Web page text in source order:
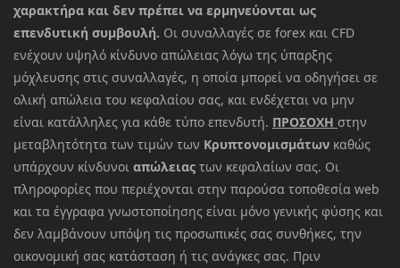
χαρακτήρα και δεν πρέπει να ερμηνεύονται ως
επενδυτική συμβουλή. Οι συναλλαγές σε forex και CFD
ενέχουν υψηλό κίνδυνο απώλειας λόγω της ύπαρξης
μόχλευσης στις συναλλαγές, η οποία μπορεί να οδηγήσει σε
ολική απώλεια του κεφαλαίου σας, και ενδέχεται να μην
είναι κατάλληλες για κάθε τύπο επενδυτή. ΠΡΟΣΟΧΗ στην
μεταβλητότητα των τιμών των Κρυπτονομισμάτων καθώς
υπάρχουν κίνδυνοι απώλειας των κεφαλαίων σας. Οι
πληροφορίες που περιέχονται στην παρούσα τοποθεσία web
και τα έγγραφα γνωστοποίησης είναι μόνο γενικής φύσης και
δεν λαμβάνουν υπόψη τις προσωπικές σας συνθήκες, την
οικονομική σας κατάσταση ή τις ανάγκες σας. Πριν